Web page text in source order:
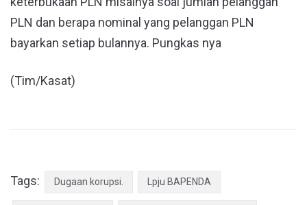
PLN dan berapa nominal yang pelanggan PLN
bayarkan setiap bulannya. Pungkas nya
(Tim/Kasat)
Tags: Dugaan korupsi. Lpju BAPENDA